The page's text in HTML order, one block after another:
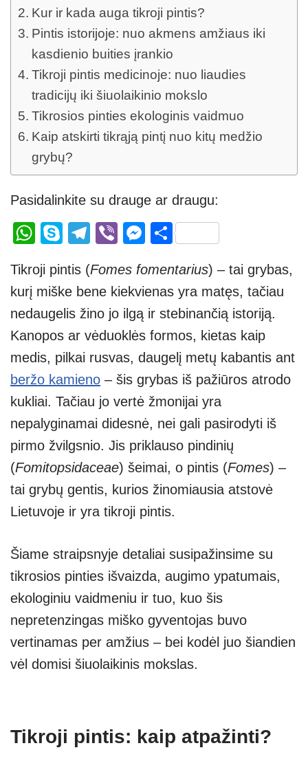
Kur ir kada auga tikroji pintis?
Pintis istorijoje: nuo akmens amžiaus iki
kasdienio buities įrankio
Tikroji pintis medicinoje: nuo liaudies
tradicijų iki šiuolaikinio mokslo
Tikrosios pinties ekologinis vaidmuo
Kaip atskirti tikrąją pintį nuo kitų medžio
grybų?
Pasidalinkite su drauge ar draugu:
W
at
s
A
p
p
S
p
e
T
e
gr
a
m
Vi
er
M
ss
e
n
g
er
S
ar
e
Tikroji pintis (Fomes fomentarius) – tai grybas,
kurį miške bene kiekvienas yra matęs, tačiau
nedaugelis žino jo ilgą ir stebinančią istoriją.
Kanopos ar vėduoklės formos, kietas kaip
medis, pilkai rusvas, daugelį metų kabantis ant
beržo kamieno – šis grybas iš pažiūros atrodo
kukliai. Tačiau jo vertė žmonijai yra
nepalyginamai didesnė, nei gali pasirodyti iš
pirmo žvilgsnio. Jis priklauso pindinių
(Fomitopsidaceae) šeimai, o pintis (Fomes) –
tai grybų gentis, kurios žinomiausia atstovė
Lietuvoje ir yra tikroji pintis.
Šiame straipsnyje detaliai susipažinsime su
tikrosios pinties išvaizda, augimo ypatumais,
ekologiniu vaidmeniu ir tuo, kuo šis
nepretenzingas miško gyventojas buvo
vertinamas per amžius – bei kodėl juo šiandien
vėl domisi šiuolaikinis mokslas.
Tikroji pintis: kaip atpažinti?